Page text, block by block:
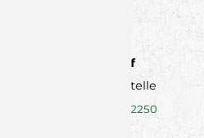
Kristin Graf
Geschäftsstelle
0151/74772250